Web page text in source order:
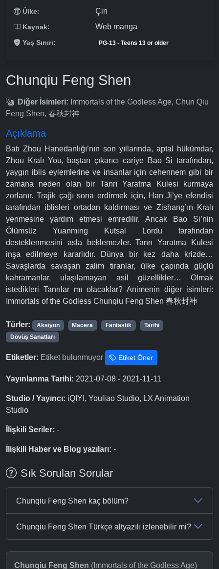
Ülke:
Çin
Kaynak: Web manga
Yaş Sınırı: PG-13 - Teens 13 or older
Chunqiu Feng Shen
Diğer İsimleri: Immortals of the Godless Age, Chun Qiu
Feng Shen, 春秋封神
Açıklama
Batı Zhou Hanedanlığı’nın son yıllarında, aptal hükümdar,
Zhou Kralı You, baştan çıkarıcı cariye Bao Si tarafından,
yaygın iblis eylemlerine ve insanlar için cehennem gibi bir
zamana neden olan bir Tanrı Yaratma Kulesi kurmaya
zorlanır. Trajik çağı sona erdirmek için, Han Ji’ye efendisi
tarafından iblisleri ortadan kaldırması ve Zishang’ın Kralı
yenmesine yardım etmesi emredilir. Ancak Bao Si’nin
Ölümsüz Yuanming Kutsal Lordu tarafından
desteklenmesini asla beklemezler. Tanrı Yaratma Kulesi
inşa edilmeye kararlıdır. Dünya bir kez daha krizde…
Savaşlarda savaşan zalim tiranlar, ülke çapında güçlü
kahramanlar, ulaşılamayan asil güzellikler… Olmak
istedikleri Tanrılar mı olacaklar? Animenin diğer isimleri:
Immortals of the Godless Chunqiu Feng Shen 春秋封神
Türler: Aksiyon Macera Fantastik
Tarihi
Dövüş Sanatları
Etiketler: Etiket bulunmuyor Etiket Öner
Yayınlanma Tarihi: 2021-07-08 - 2021-11-11
Studio / Yayıncı: iQIYI, Youliao Studio, LX Animation
Studio
İlişkili Seriler: -
İlişkili Haber ve Blog yazıları: -
Sık Sorulan Sorular
Chunqiu Feng Shen kaç bölüm?
Chunqiu Feng Shen Türkçe altyazılı izlenebilir mi?
Chunqiu Feng Shen (Immortals of the Godless Age)